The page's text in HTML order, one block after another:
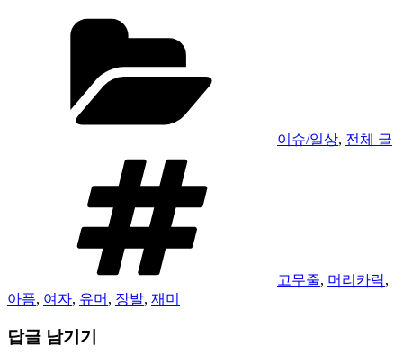
이슈/일상, 전체 글
고무줄, 머리카락,
아픔, 여자, 유머 , 장발, 재미
답글 남기기